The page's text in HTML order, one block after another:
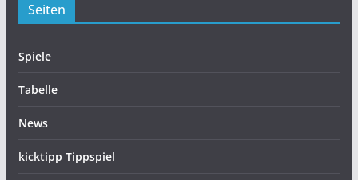
Seiten
Spiele
Tabelle
News
kicktipp Tippspiel